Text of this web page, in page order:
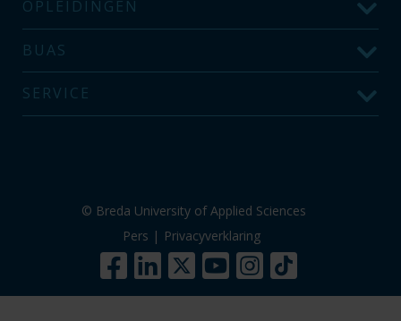
OPLEIDINGEN
BUAS
SERVICE
© Breda University of Applied Sciences
Pers | Privacyverklaring